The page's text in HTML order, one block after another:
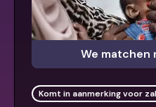
We matchen
Komt in aanmerking voor